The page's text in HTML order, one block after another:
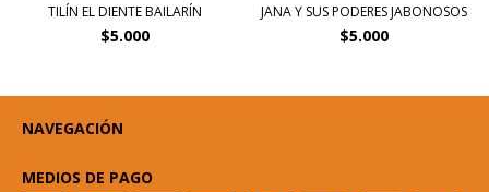
TILÍN EL DIENTE BAILARÍN
$5.000
JANA Y SUS PODERES JABONOSOS
$5.000
NAVEGACIÓN
MEDIOS DE PAGO